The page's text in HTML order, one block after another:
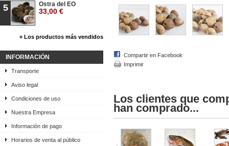
5 Ostra del EO
33,00 €
» Los productos más vendidos
INFORMACIÓN
Transporte
Aviso legal
Condiciones de uso
Nuestra Empresa
Información de pago
Horarios de venta al público
Compartir en Facebook
Imprimir
Los clientes que
han comprado...